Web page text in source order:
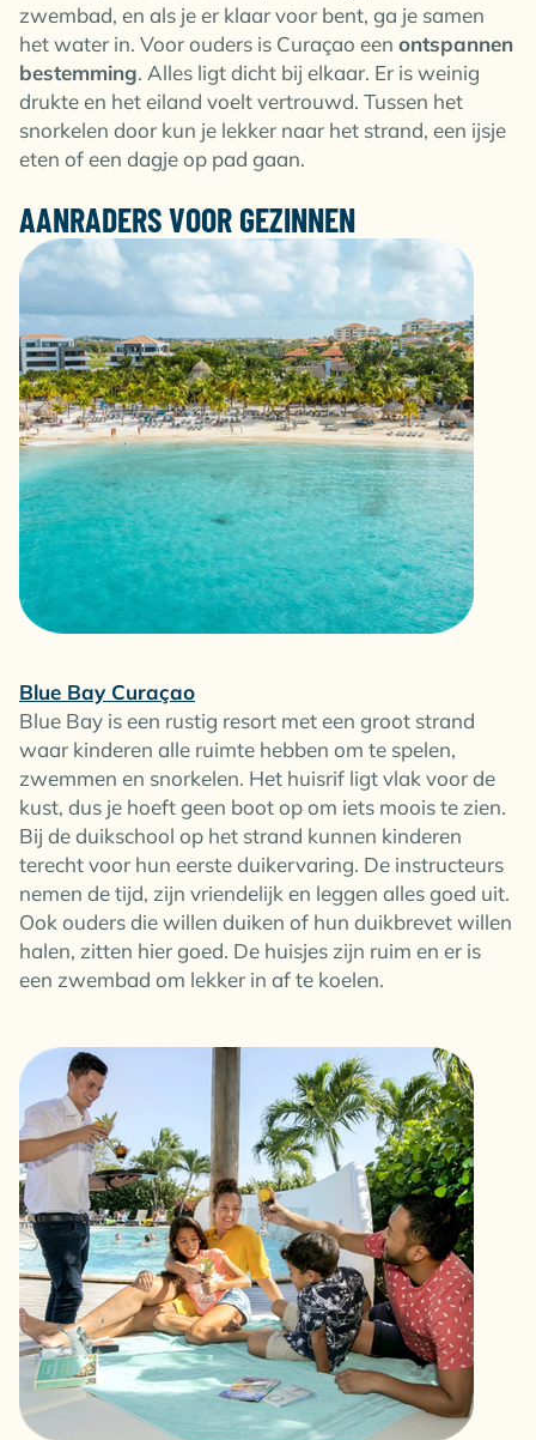
zwembad, en als je er klaar voor bent, ga je samen
het water in. Voor ouders is Curaçao een ontspannen
bestemming. Alles ligt dicht bij elkaar. Er is weinig
drukte en het eiland voelt vertrouwd. Tussen het
snorkelen door kun je lekker naar het strand, een ijsje
eten of een dagje op pad gaan.
AANRADERS VOOR GEZINNEN
Blue Bay Curaçao
Blue Bay is een rustig resort met een groot strand
waar kinderen alle ruimte hebben om te spelen,
zwemmen en snorkelen. Het huisrif ligt vlak voor de
kust, dus je hoeft geen boot op om iets moois te zien.
Bij de duikschool op het strand kunnen kinderen
terecht voor hun eerste duikervaring. De instructeurs
nemen de tijd, zijn vriendelijk en leggen alles goed uit.
Ook ouders die willen duiken of hun duikbrevet willen
halen, zitten hier goed. De huisjes zijn ruim en er is
een zwembad om lekker in af te koelen.